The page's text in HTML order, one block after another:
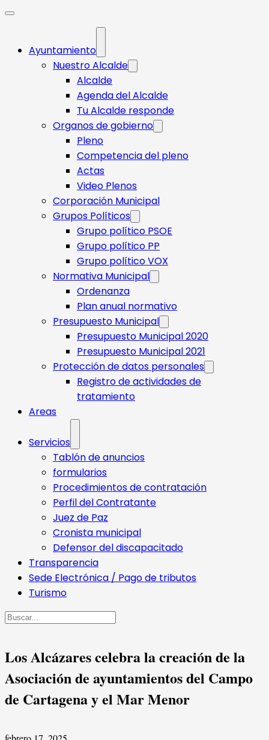
Ayuntamiento
Nuestro Alcalde
Alcalde
Agenda del Alcalde
Tu Alcalde responde​
Organos de gobierno
Pleno
Competencia del pleno
Actas
Video Plenos
Corporación Municipal
Grupos Políticos
Grupo político PSOE
Grupo político PP
Grupo político VOX
Normativa Municipal
Ordenanza
Plan anual normativo
Presupuesto Municipal
Presupuesto Municipal 2020
Presupuesto Municipal 2021
Protección de datos personales
Registro de actividades de
tratamiento
Areas
Servicios
Tablón de anuncios
formularios
Procedimientos de contratación
Perfil del Contratante
Juez de Paz
Cronista municipal
Defensor del discapacitado
Transparencia
Sede Electrónica / Pago de tributos
Turismo
Buscar
Los Alcázares celebra la creación de la
Asociación de ayuntamientos del Campo
de Cartagena y el Mar Menor